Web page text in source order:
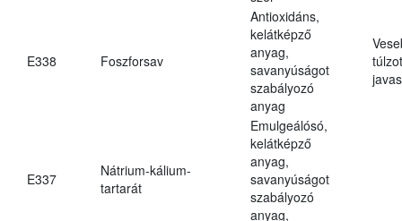
E338 Foszforsav
Antioxidáns,
kelátképző
anyag,
savanyúságot
szabályozó
anyag
E337
Nátrium-kálium-
tartarát
Emulgeálósó,
kelátképző
anyag,
savanyúságot
szabályozó
anyag,